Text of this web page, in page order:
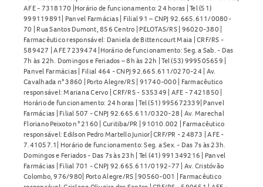
AFE - 7318170 |Horário de funcionamento: 24 horas | Tel (51)
999119891| Panvel Farmácias | Filial 91 – CNPJ 92.665.611/0080-
70 | Rua Santos Dumont, 856 Centro | PELOTAS/RS | 96020-380 |
Farmacêutico responsável: Daniela de Bittencourt Maia | CRF/RS -
589427 | AFE 7239474 |Horário de funcionamento: Seg. a Sab. - Das
7h às 22h. Domingos e Feriados – 8h às 22h | Tel (53) 999505659 |
Panvel Farmácias | Filial 464 - CNPJ 92.665.611/0270-24 | Av.
Cavalhada n° 3860 | Porto Alegre/RS | 91740-000 | Farmacêutico
responsável: Mariana Cervo | CRF/RS - 535349 | AFE - 7421850 |
Horário de funcionamento: 24 horas | Tel (51) 995672339| Panvel
Farmácias | Filial 507 - CNPJ 92.665.611/0320-28 | Av. Marechal
Floriano Peixoto n° 2160 | Curitiba/PR | 91010.002 | Farmacêutico
responsável: Edilson Pedro Martello Junior| CRF/PR - 24873 | AFE -
7.41057.1| Horário de funcionamento: Seg. a Sex. - Das 7s às 23h.
Domingos e Feriados - Das 7s às 23h | Tel (41) 991349216 | Panvel
Farmácias | Filial 701 - CNPJ 92.665.611/0192-77 | Av. Cristóvão
Colombo, 976/980| Porto Alegre/RS | 90560-001 | Farmacêutico